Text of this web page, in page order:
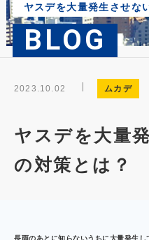
ヤスデを大量発生させな
BLOG
2023.10.02 ムカデ
ヤスデを大量
の対策とは？
長雨のあとに知らないうちに大量発生